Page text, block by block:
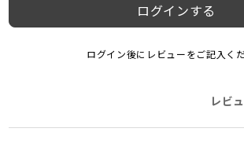
ログインする
ログイン後にレビューをご記入く
レビ